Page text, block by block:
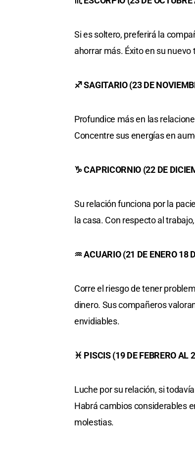
Si es soltero, preferirá la
ahorrar más. Éxito en su
♐ SAGITARIO (23 DE
Profundice más en las
Concentre sus energías en
♑ CAPRICORNIO (22 DE
Su relación funciona por la
la casa. Con respecto al
♒ ACUARIO (21 DE ENERO 18
Corre el riesgo de tener
dinero. Sus compañeros
envidiables.
♓ PISCIS (19 DE FEBRERO AL
Luche por su relación, si
Habrá cambios considerables
molestias.